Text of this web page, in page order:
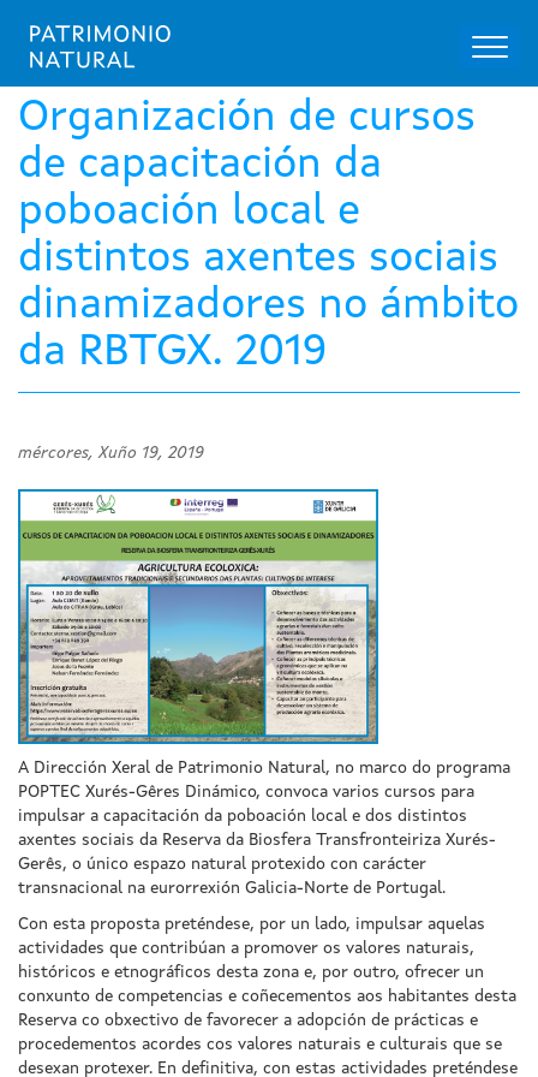
contido
principal
Organización de cursos
de capacitación da
poboación local e
distintos axentes sociais
dinamizadores no ámbito
da RBTGX. 2019
mércores, Xuño 19, 2019
A Dirección Xeral de Patrimonio Natural, no marco do programa
POPTEC Xurés-Gêres Dinámico, convoca varios cursos para
impulsar a capacitación da poboación local e dos distintos
axentes sociais da Reserva da Biosfera Transfronteiriza Xurés-
Gerês, o único espazo natural protexido con carácter
transnacional na eurorrexión Galicia-Norte de Portugal.
Con esta proposta preténdese, por un lado, impulsar aquelas
actividades que contribúan a promover os valores naturais,
históricos e etnográficos desta zona e, por outro, ofrecer un
conxunto de competencias e coñecementos aos habitantes desta
Reserva co obxectivo de favorecer a adopción de prácticas e
procedementos acordes cos valores naturais e culturais que se
desexan protexer. En definitiva, con estas actividades preténdese